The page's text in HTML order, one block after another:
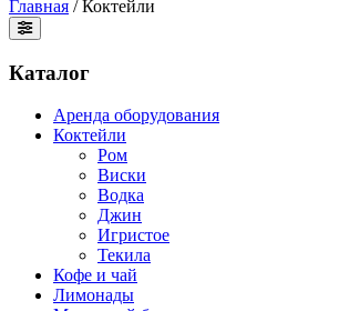
Главная /Коктейли
Каталог
Аренда оборудования
Коктейли
Pом
Виски
Водка
Джин
Игристое
Текила
Кофе и чай
Лимонады